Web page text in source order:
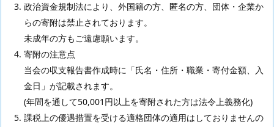
政治資金規制法により、外国籍の方、匿名の方、団体・企業か
らの寄附は禁止されております。
未成年の方もご遠慮願います。
寄附の注意点
当会の収支報告書作成時に「氏名・住所・職業・寄付金額、入
金日」が記載されます。
(年間を通して50,001円以上を寄附された方は法令上義務化)
課税上の優遇措置を受ける適格団体の適用はしておりませんの